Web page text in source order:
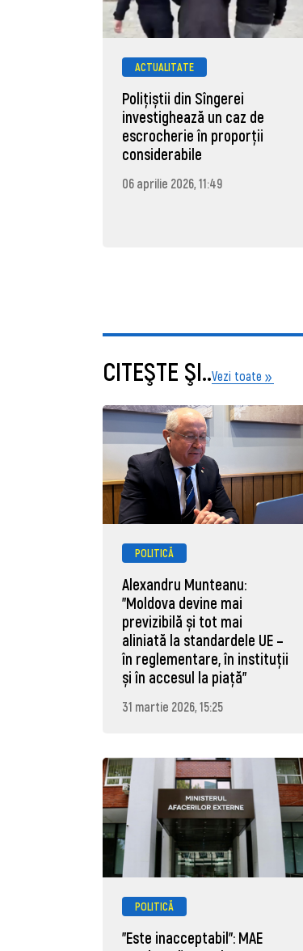
ACTUALITATE
Polițiștii din Sîngerei
investighează un caz de
escrocherie în proporții
considerabile
06 aprilie 2026, 11:49
CITEŞTE ŞI..Vezi toate
POLITICĂ
Alexandru Munteanu:
"Moldova devine mai
previzibilă și tot mai
aliniată la standardele UE –
în reglementare, în instituții
și în accesul la piață"
31 martie 2026, 15:25
POLITICĂ
"Este inacceptabil": MAE